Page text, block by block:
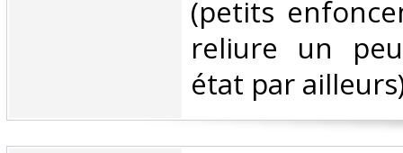
(petits
reliure un
état par